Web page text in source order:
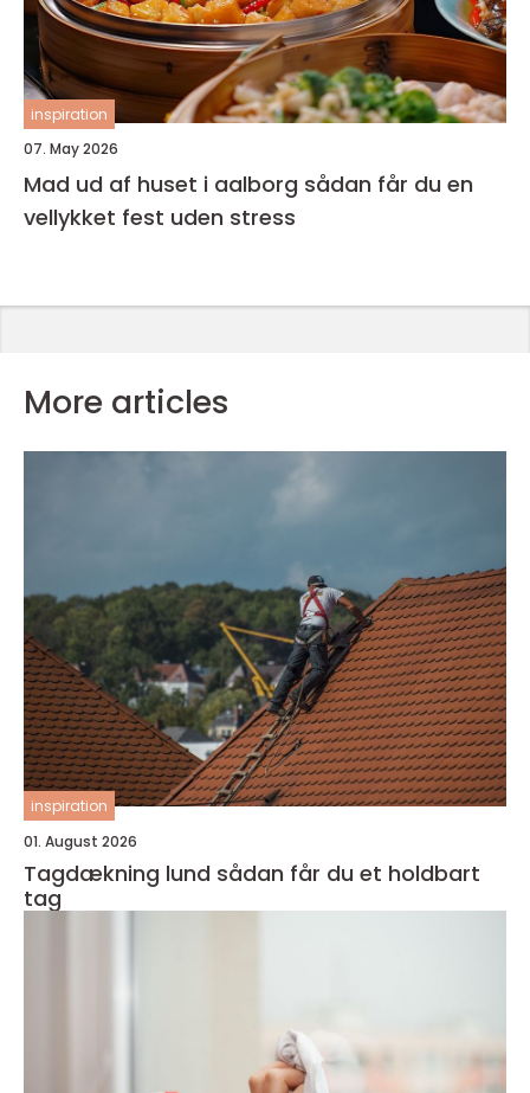
inspiration
07. May 2026
Mad ud af huset i aalborg sådan får du en
vellykket fest uden stress
More articles
inspiration
01. August 2026
Tagdækning lund sådan får du et holdbart
tag